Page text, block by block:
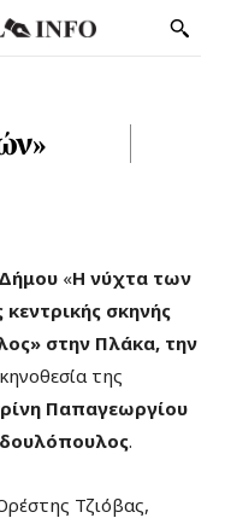
«Η νύχτα των
κεντρικής σκηνής
στην Πλάκα, την
της
Παπαγεωργίου
.
Τζιόβας,